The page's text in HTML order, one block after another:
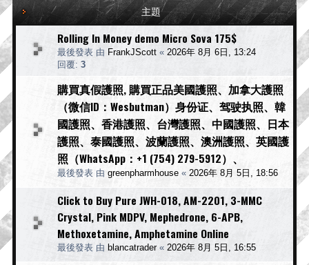
主題
Rolling In Money demo Micro Sova 175$
最後發表 由 FrankJScott « 2026年 8月 6日, 13:24
回覆: 3
購買真假護照, 購買正品美國護照、加拿大護照
（微信ID：Wesbutman）身份证、驾驶执照、韓
國護照、香港護照、台灣護照、中國護照、日本
護照、泰國護照、波蘭護照、澳洲護照、英國護
照（WhatsApp：+1 (754) 279-5912）、
最後發表 由 greenpharmhouse « 2026年 8月 5日, 18:56
Click to Buy Pure JWH-018, AM-2201, 3-MMC
Crystal, Pink MDPV, Mephedrone, 6-APB,
Methoxetamine, Amphetamine Online
最後發表 由 blancatrader« 2026年 8月 5日, 16:55